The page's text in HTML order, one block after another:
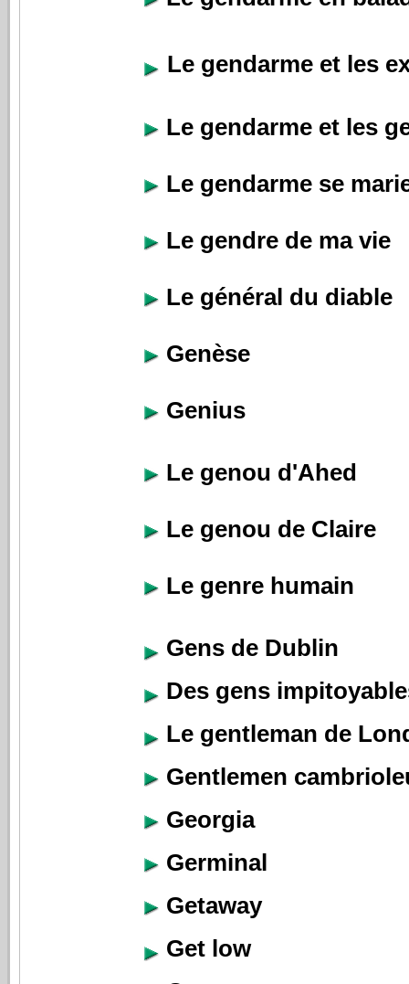
Le gendarme et les
Le gendarme et les
Le gendarme se
Le gendre de ma vie
Le général du diable
Genèse
Genius
Le genou d'Ahed
Le genou de Claire
Le genre humain
Gens de Dublin
Des gens
Le gentleman de
Gentlemen
Georgia
Germinal
Getaway
Get low